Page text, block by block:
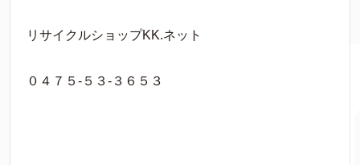
リサイクルショップKK.ネット
０４７５-５３-３６５３